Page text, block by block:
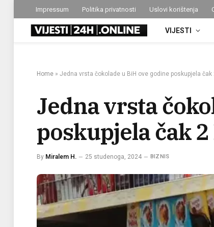
Impressum Politika privatnosti Uslovi korištenja
VIJESTI
Home » Jedna vrsta čokolade u BiH ove godine poskupjela čak
Jedna vrsta
poskupjela čak 2
By Miralem H. 25 studenoga, 2024 BIZNIS